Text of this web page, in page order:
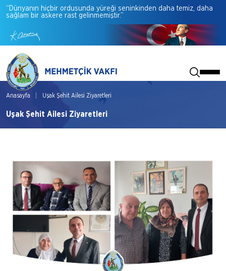
“Dünyanın hiçbir ordusunda yüreği seninkinden daha temiz, daha
sağlam bir askere rast gelinmemiştir.”
Anasayfa Uşak Şehit Ailesi Ziyaretleri
Uşak Şehit Ailesi Ziyaretleri